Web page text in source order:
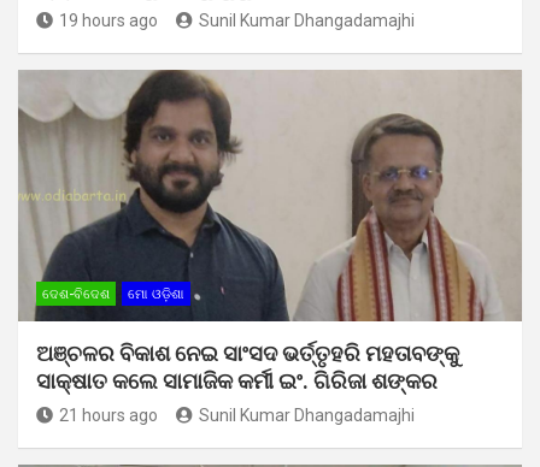
19 hours ago Sunil Kumar Dhangadamajhi
ଦେଶ-ବିଦେଶ ମୋ ଓଡ଼ିଶା
ଅଞ୍ଚଳର ବିକାଶ ନେଇ ସାଂସଦ ଭର୍ତ୍ତୃହରି ମହତାବଙ୍କୁ
ସାକ୍ଷାତ କଲେ ସାମାଜିକ କର୍ମୀ ଇଂ. ଗିରିଜା ଶଙ୍କର
21 hours ago Sunil Kumar Dhangadamajhi